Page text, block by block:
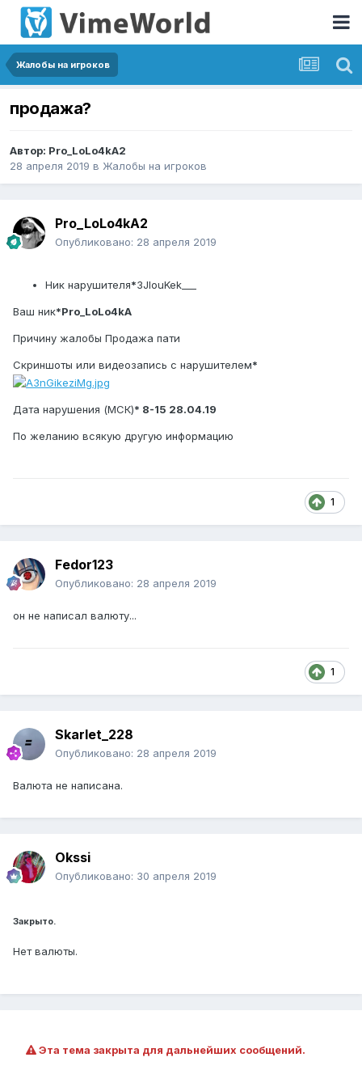
Жалобы на игроков
продажа?
Автор: Pro_LoLo4kA2
28 апреля 2019 в Жалобы на игроков
Pro_LoLo4kA2
Опубликовано: 28 апреля 2019
Ник нарушителя*3JlouKek___
Ваш ник*Pro_LoLo4kA
Причину жалобы Продажа пати
Скриншоты или видеозапись с нарушителем*
Дата нарушения (МСК)* 8-15 28.04.19
По желанию всякую другую информацию
1
Fedor123
Опубликовано: 28 апреля 2019
он не написал валюту...
1
Skarlet_228
Опубликовано: 28 апреля 2019
Валюта не написана.
Okssi
Опубликовано: 30 апреля 2019
Закрыто.
Нет валюты.
Эта тема закрыта для дальнейших сообщений.